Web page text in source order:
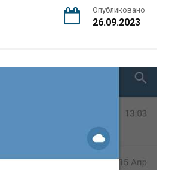
Опубликовано
26.09.2023